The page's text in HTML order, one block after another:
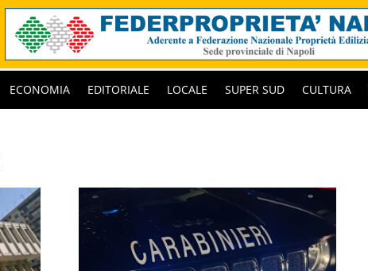
ECONOMIA EDITORIALE LOCALE SUPER SUD CULTURA